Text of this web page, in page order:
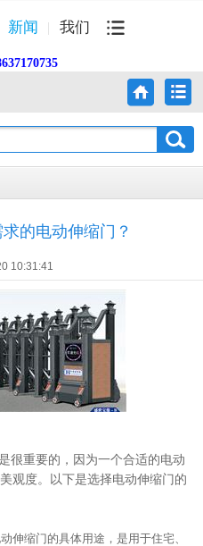
新闻 我们
的电动伸缩门？
10:31:41
很重要的，因为一个合适的电动
观度。以下是选择电动伸缩门的
伸缩门的具体用途，是用于住宅、